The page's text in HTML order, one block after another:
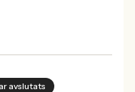
avslutats